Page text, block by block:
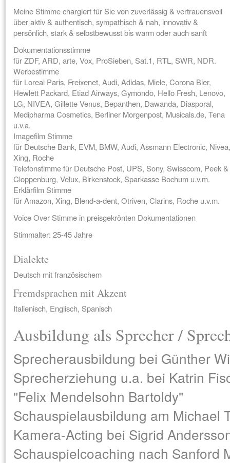
Meine Stimme chargiert für Sie von zuverlässig & vertrauensvoll
über aktiv & authentisch, sympathisch & nah, innovativ &
persönlich, stark & selbstbewusst bis warm oder auch sanft
Dokumentationsstimme
für ZDF, ARD, arte, Vox, ProSieben, Sat.1, RTL, SWR, NDR.
Werbestimme
für Loreal Paris, Freixenet, Audi, Adidas, Miele, Corona Bier,
Hewlett Packard, Etiad Airways, Gymondo, Hello Fresh, Lenovo,
LG, NIVEA, Gillette Venus, Bepanthen, Dawanda, Diasporal,
Medipharma Cosmetics, Berliner Morgenpost, Musicals.de, Tena
u.v.a.
Imagefilm Stimme
für Deutsche Bank, EVM, BMW, Audi, Assmann Electronic, Nivea,
Xing, Roche
Telefonstimme für Deutsche Post, UPS, Sony, Swisscom, Peek &
Cloppenburg, Velux, Birkenstock, Sparkasse Bochum u.v.m.
Erklärfilm Stimme
für Amazon, Xing, Blend-a-dent, Otriven, Clarins, Roche u.v.m.
Voice Over Stimme in preisgekrönten Dokumentationen
Stimmalter: 25-45 Jahre
Dialekte
Deutsch mit französischem
Fremdsprachen mit Akzent
Italienisch, Englisch, Spanisch
Ausbildung als Sprecher /
Sprecherausbildung bei Günther
Sprecherziehung u.a. bei Katrin
"Felix Mendelsohn Bartoldy"
Schauspielausbildung am Michael
Kamera-Acting bei Sigrid
Schauspielcoaching nach Sanford